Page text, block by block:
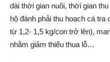
dài thời gian nuôi, thời gian
hộ đành phải thu hoạch cá
từ 1,2- 1,5 kg/con trở lên),
nhằm giảm thiểu thua lỗ…